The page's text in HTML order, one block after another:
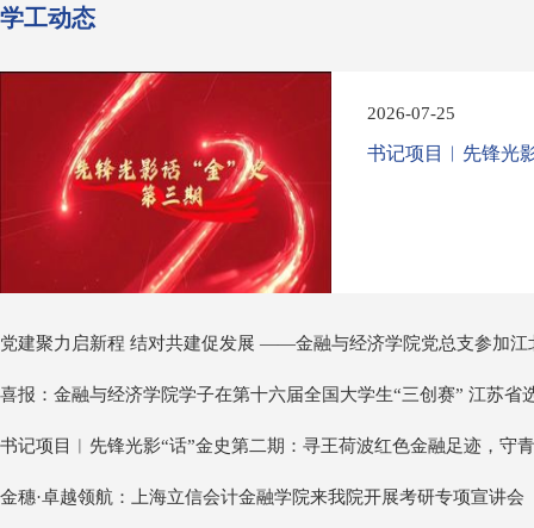
学工动态
2026-07-25
书记项目︱先锋光
党建聚力启新程 结对共建促发展 ——金融与经济学院党总支参加江
喜报：金融与经济学院学子在第十六届全国大学生“三创赛” 江苏省
书记项目︱先锋光影“话”金史第二期：寻王荷波红色金融足迹，守
金穗·卓越领航：上海立信会计金融学院来我院开展考研专项宣讲会